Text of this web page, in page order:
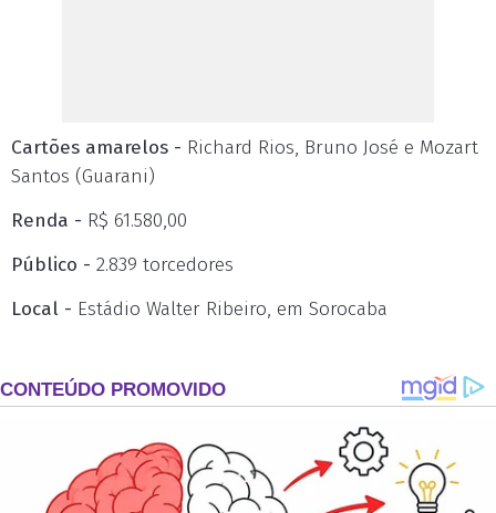
Cartões amarelos - Richard Rios, Bruno José e Mozart
Santos (Guarani)
Renda - R$ 61.580,00
Público - 2.839 torcedores
Local - Estádio Walter Ribeiro, em Sorocaba